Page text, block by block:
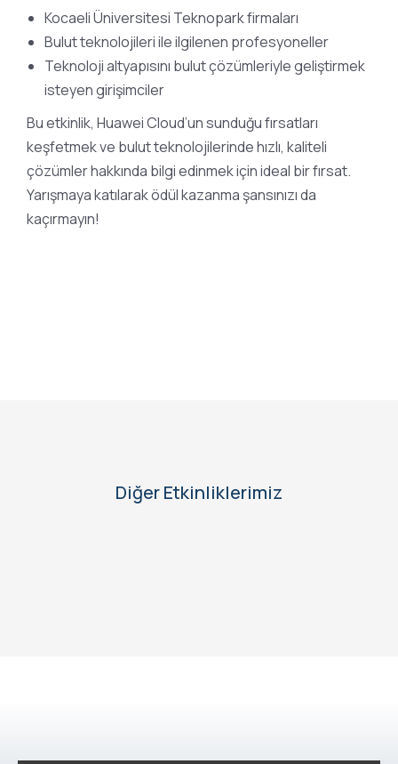
Kocaeli Üniversitesi Teknopark firmaları
Bulut teknolojileri ile ilgilenen profesyoneller
Teknoloji altyapısını bulut çözümleriyle geliştirmek
isteyen girişimciler
Bu etkinlik, Huawei Cloud’un sunduğu fırsatları
keşfetmek ve bulut teknolojilerinde hızlı, kaliteli
çözümler hakkında bilgi edinmek için ideal bir fırsat.
Yarışmaya katılarak ödül kazanma şansınızı da
kaçırmayın!
Diğer Etkinliklerimiz